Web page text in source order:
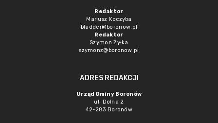
Redaktor
Mariusz Koczyba
bladder@boronow.pl
Redaktor
Szymon Żyłka
szymonz@boronow.pl
ADRES REDAKCJI
Urząd Gminy Boronów
ul. Dolna 2
42-283 Boronów